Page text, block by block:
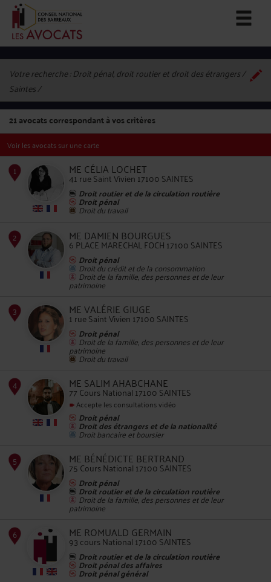
Votre recherche :Droit pénal, droit routier et droit des étrangers /
Saintes
21avocats correspondant à vos critères
Voir les avocats sur une carte
ME CÉLIA LOCHET
41 rue Saint Vivien 17100 SAINTES
Droit routier et de la circulation routière
Droit pénal
Droit du travail
ME DAMIEN BOURGUES
6 PLACE MARECHAL FOCH 17100 SAINTES
Droit pénal
Droit du crédit et de la consommation
Droit de la famille, des personnes et de leur
patrimoine
3
ME VALÉRIE GIUGE
1 rue Saint Vivien 17100 SAINTES
Droit pénal
Droit de la famille, des personnes et de leur
patrimoine
Droit du travail
ME SALIM AHABCHANE
77 Cours National 17100 SAINTES
Accepte les consultations vidéo
Droit pénal
Droit des étrangers et de la nationalité
Droit bancaire et boursier
ME BÉNÉDICTE BERTRAND
75 Cours National 17100 SAINTES
Droit pénal
Droit routier et de la circulation routière
Droit de la famille, des personnes et de leur
patrimoine
ME ROMUALD GERMAIN
93 cours National 17100 SAINTES
Droit routier et de la circulation routière
Droit pénal des affaires
Droit pénal général